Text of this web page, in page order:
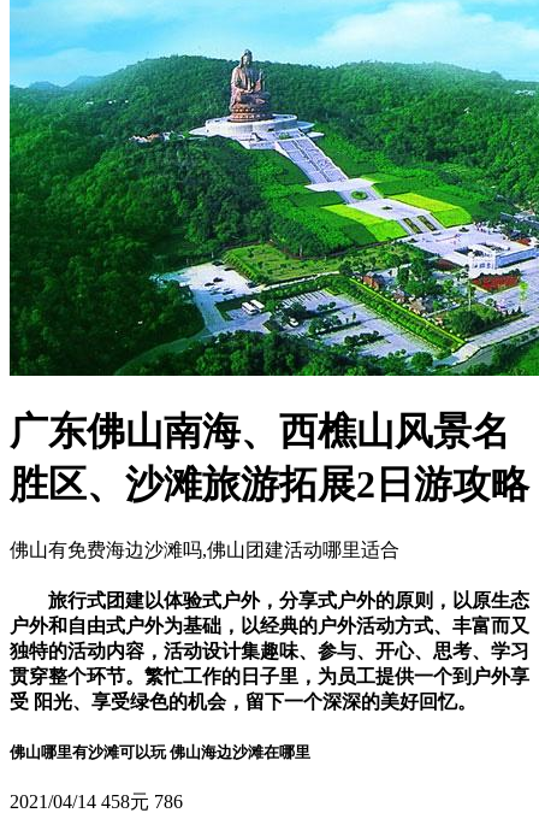
广东佛山南海、西樵山风景名
胜区、沙滩旅游拓展2日游攻略
佛山有免费海边沙滩吗,佛山团建活动哪里适合
旅行式团建以体验式户外，分享式户外的原则，以原生态
户外和自由式户外为基础，以经典的户外活动方式、丰富而又
独特的活动内容，活动设计集趣味、参与、开心、思考、学习
贯穿整个环节。繁忙工作的日子里，为员工提供一个到户外享
受 阳光、享受绿色的机会，留下一个深深的美好回忆。
佛山哪里有沙滩可以玩 佛山海边沙滩在哪里
2021/04/14 458元 786